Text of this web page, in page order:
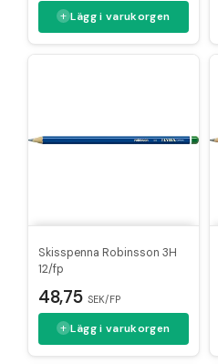
Lägg i varukorgen
Skisspenna Robinsson 3H
12/fp
48,75 SEK/FP
Lägg i varukorgen